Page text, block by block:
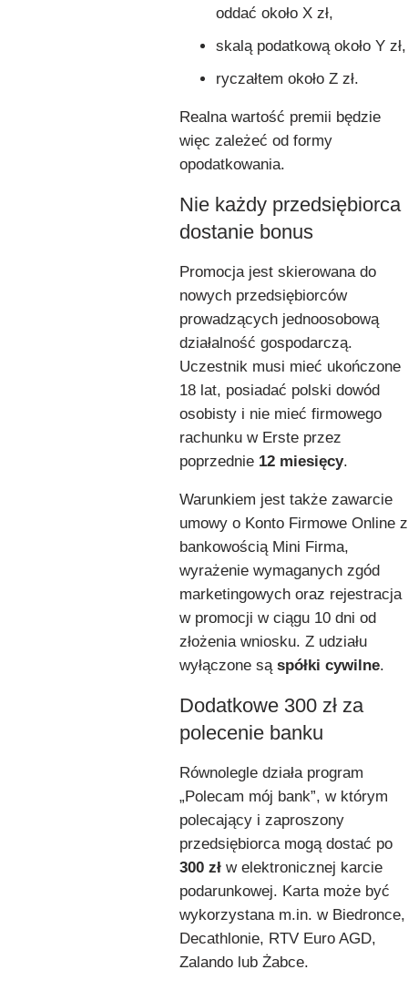
oddać około X zł,
skalą podatkową około Y zł,
ryczałtem około Z zł.
Realna wartość premii będzie
więc zależeć od formy
opodatkowania.
Nie każdy przedsiębiorca
dostanie bonus
Promocja jest skierowana do
nowych przedsiębiorców
prowadzących jednoosobową
działalność gospodarczą.
Uczestnik musi mieć ukończone
18 lat, posiadać polski dowód
osobisty i nie mieć firmowego
rachunku w Erste przez
poprzednie 12 miesięcy.
Warunkiem jest także zawarcie
umowy o Konto Firmowe Online z
bankowością Mini Firma,
wyrażenie wymaganych zgód
marketingowych oraz rejestracja
w promocji w ciągu 10 dni od
złożenia wniosku. Z udziału
wyłączone są spółki cywilne.
Dodatkowe 300 zł za
polecenie banku
Równolegle działa program
„Polecam mój bank”, w którym
polecający i zaproszony
przedsiębiorca mogą dostać po
300 zł w elektronicznej karcie
podarunkowej. Karta może być
wykorzystana m.in. w Biedronce,
Decathlonie, RTV Euro AGD,
Zalando lub Żabce.